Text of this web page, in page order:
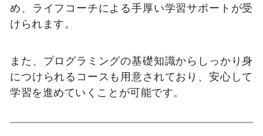
め、ライフコーチによる手厚い学習サポートが受
けられます。
また、プログラミングの基礎知識からしっかり身
につけられるコースも用意されており、安心して
学習を進めていくことが可能です。